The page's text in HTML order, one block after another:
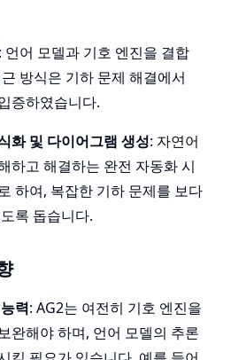
: 언어 모델과 기호 엔진을 결합
방식은 기하 문제 해결에서
증하였습니다.
화 및 다이어그램 생성: 자연어
하고 해결하는 완전 자동화 시
하여, 복잡한 기하 문제를 보다
록 돕습니다.
력: AG2는 여전히 기호 엔진을
완해야 하며, 언어 모델의 추론